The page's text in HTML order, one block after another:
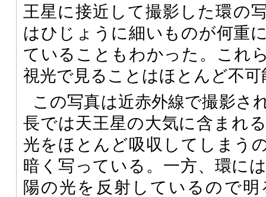
王星に接近して撮影した環の
はひじょうに細いものが何重
ていることもわかった。これ
視光で見ることはほとんど不
この写真は近赤外線で撮影さ
長では天王星の大気に含まれ
光をほとんど吸収してしまう
暗く写っている。一方、環に
陽の光を反射しているので